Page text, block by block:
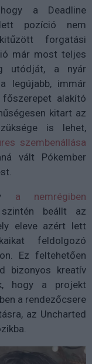
a Deadline
pozíció nem
forgatási
már most teljes
utódját, a nyár
legújabb, immár
alakító
kitart az
is lehet,
szembenállása
vált Pókember
a nemrégiben
beállt az
eleve azért lett
feldolgozó
Ez feltehetően
bizonyos kreatív
hogy a projekt
a rendezőcsere
az Uncharted